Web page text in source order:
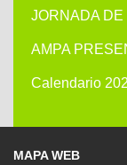
JORNADA
AMPA
Calendario
MAPA WEB